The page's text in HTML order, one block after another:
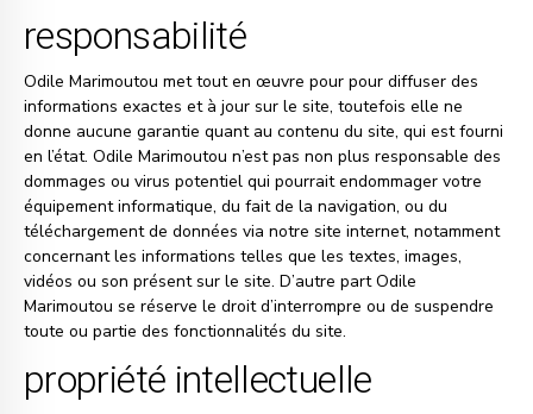
responsabilité
Odile Marimoutou met tout en œuvre pour pour diffuser des
informations exactes et à jour sur le site, toutefois elle ne
donne aucune garantie quant au contenu du site, qui est fourni
en l’état. Odile Marimoutou n’est pas non plus responsable des
dommages ou virus potentiel qui pourrait endommager votre
équipement informatique, du fait de la navigation, ou du
téléchargement de données via notre site internet, notamment
concernant les informations telles que les textes, images,
vidéos ou son présent sur le site. D’autre part Odile
Marimoutou se réserve le droit d’interrompre ou de suspendre
toute ou partie des fonctionnalités du site.
propriété intellectuelle